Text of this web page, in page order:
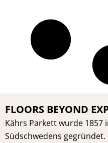
FLOORS BEYOND
Kährs Parkett wurde 1857
Südschwedens